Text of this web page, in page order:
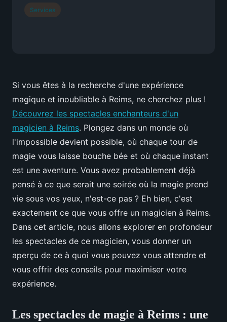
Si vous êtes à la recherche d'une expérience
magique et inoubliable à Reims, ne cherchez plus !
Découvrez les spectacles enchanteurs d'un
magicien à Reims. Plongez dans un monde où
l'impossible devient possible, où chaque tour de
magie vous laisse bouche bée et où chaque instant
est une aventure. Vous avez probablement déjà
pensé à ce que serait une soirée où la magie prend
vie sous vos yeux, n'est-ce pas ? Eh bien, c'est
exactement ce que vous offre un magicien à Reims.
Dans cet article, nous allons explorer en profondeur
les spectacles de ce magicien, vous donner un
aperçu de ce à quoi vous pouvez vous attendre et
vous offrir des conseils pour maximiser votre
expérience.
Les spectacles de magie à Reims : une
Services